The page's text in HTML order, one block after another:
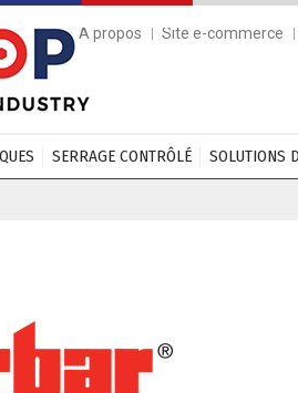
A propos
Site e-commerce
SERRAGE CONTRÔLÉ SOLUTIONS